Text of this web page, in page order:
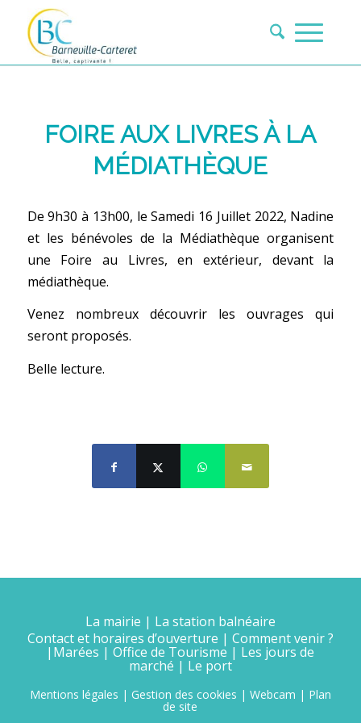
FOIRE AUX LIVRES À LA
MÉDIATHÈQUE
De 9h30 à 13h00, le Samedi 16 Juillet 2022, Nadine
et les bénévoles de la Médiathèque organisent
une Foire au Livres, en extérieur, devant la
médiathèque.
Venez nombreux découvrir les ouvrages qui
seront proposés.
Belle lecture.
La mairie | La station balnéaire
Contact et horaires d’ouverture | Comment venir ?
| Marées |Office de Tourisme | Les jours de
marché | Le port
Mentions légales | Gestion des cookies | Webcam | Plan
de site